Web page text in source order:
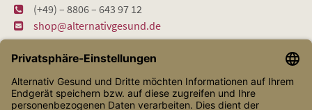
(+49) – 8806 – 643 97 12
shop@alternativgesund.de